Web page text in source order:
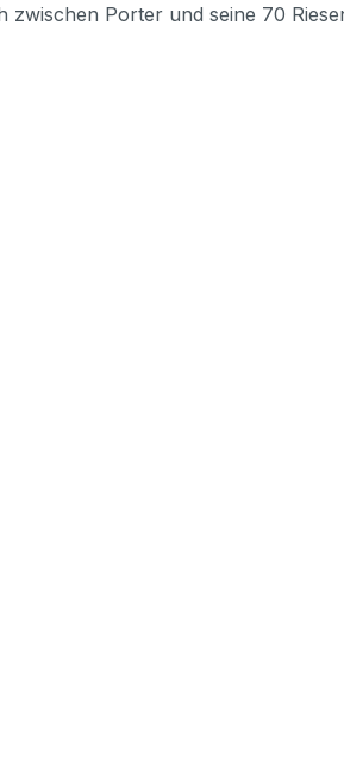
Porter und seine 70